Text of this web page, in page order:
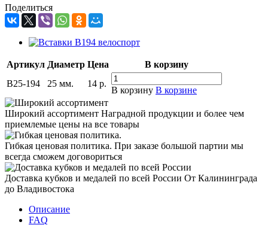
Поделиться
Артикул Диаметр Цена
В корзину
B25-194
25 мм. 14 р.
В корзину В корзине
Широкий ассортимент Наградной продукции и более чем
приемлемые цены на все товары
Гибкая ценовая политика. При заказе большой партии мы
всегда сможем договориться
Доставка кубков и медалей по всей России От Калининграда
до Владивостока
Описание
FAQ